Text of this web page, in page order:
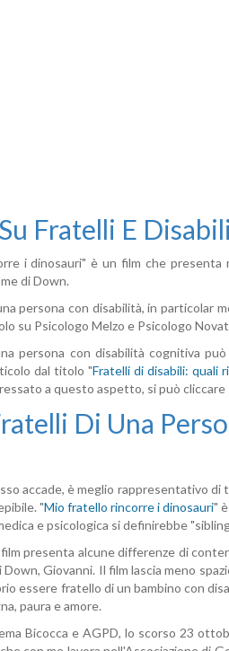
Fratelli E
i dinosauri" è un film che
di Down.
persona con disabilità, in particolar
su Psicologo Melzo e Psicologo
persona con disabilità cognitiva
dal titolo "Fratelli di disabili: quali
a questo aspetto, si può cliccare
Di Una
accade, è meglio rappresentativo
"Mio fratello rincorre i dinosauri"
e psicologica si definirebbe
presenta alcune differenze di
Down, Giovanni. Il film lascia meno
essere fratello di un bambino con
paura e amore.
Bicocca e AGPD, lo scorso 23